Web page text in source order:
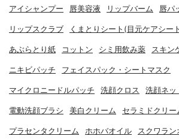
アイシャンプー 唇美容液 リップバーム 唇パ
リップスクラブ くまとりシート(目元ケアシー
あぶらとり紙 コットン シミ用飲み薬 スキン
ニキビパッチ フェイスパック・シートマスク
マイクロニードルパッチ 洗顔クロス 洗顔ネッ
電動洗顔ブラシ 美白クリーム セラミドクリー
プラセンタクリーム ホホバオイル スクワラン